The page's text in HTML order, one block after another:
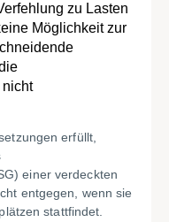
zu Lasten
Möglichkeit zur
erfüllt,
einer verdeckten
entgegen, wenn sie
stattfindet.